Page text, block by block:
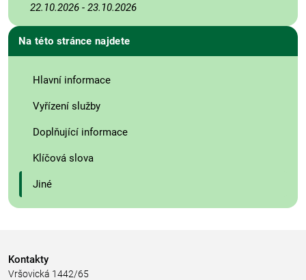
22.10.2026 - 23.10.2026
Na této stránce najdete
Hlavní informace
Vyřízení služby
Doplňující informace
Klíčová slova
Jiné
Kontakty
Vršovická 1442/65